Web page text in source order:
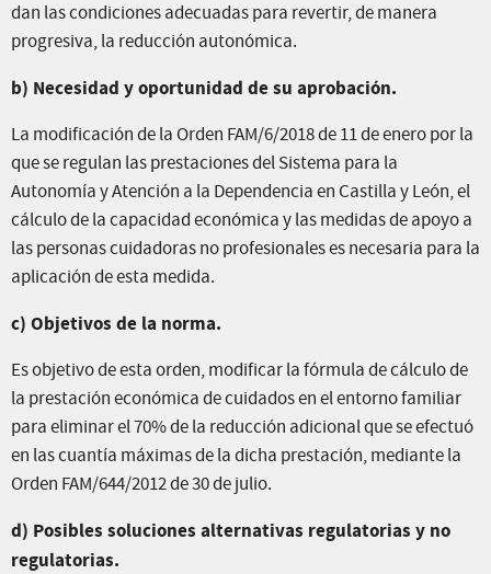
dan las condiciones adecuadas para revertir, de manera
progresiva, la reducción autonómica.
b) Necesidad y oportunidad de su aprobación.
La modificación de la Orden FAM/6/2018 de 11 de enero por la
que se regulan las prestaciones del Sistema para la
Autonomía y Atención a la Dependencia en Castilla y León, el
cálculo de la capacidad económica y las medidas de apoyo a
las personas cuidadoras no profesionales es necesaria para la
aplicación de esta medida.
c) Objetivos de la norma.
Es objetivo de esta orden, modificar la fórmula de cálculo de
la prestación económica de cuidados en el entorno familiar
para eliminar el 70% de la reducción adicional que se efectuó
en las cuantía máximas de la dicha prestación, mediante la
Orden FAM/644/2012 de 30 de julio.
d) Posibles soluciones alternativas regulatorias y no
regulatorias.